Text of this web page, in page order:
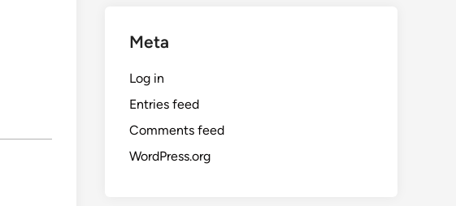
Meta
Log in
Entries feed
Comments feed
WordPress.org